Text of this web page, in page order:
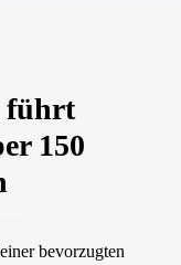
führt
150
bevorzugten